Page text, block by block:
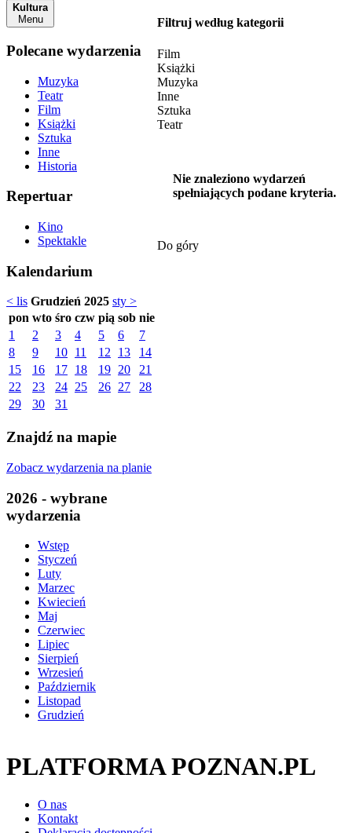
Kultura
Menu
Polecane wydarzenia
Muzyka
Teatr
Film
Książki
Sztuka
Inne
Historia
Repertuar
Kino
Spektakle
Kalendarium
< lis Grudzień 2025 sty >
pon wto śro czw pią sob nie
1
2 3 4 5 6
7
8
9 10 11 12 13
14
15
16 17 18 19 20
21
22
23 24 25 26 27
28
29
30 31
Znajdź na mapie
Zobacz wydarzenia na planie
2026 - wybrane
wydarzenia
Wstęp
Styczeń
Luty
Marzec
Kwiecień
Maj
Czerwiec
Lipiec
Sierpień
Wrzesień
Październik
Listopad
Grudzień
Filtruj według kategorii
Film
Książki
Muzyka
Inne
Sztuka
Teatr
Nie znaleziono wydarzeń
spełniających podane kryteria.
Do góry
PLATFORMA POZNAN.PL
O nas
Kontakt